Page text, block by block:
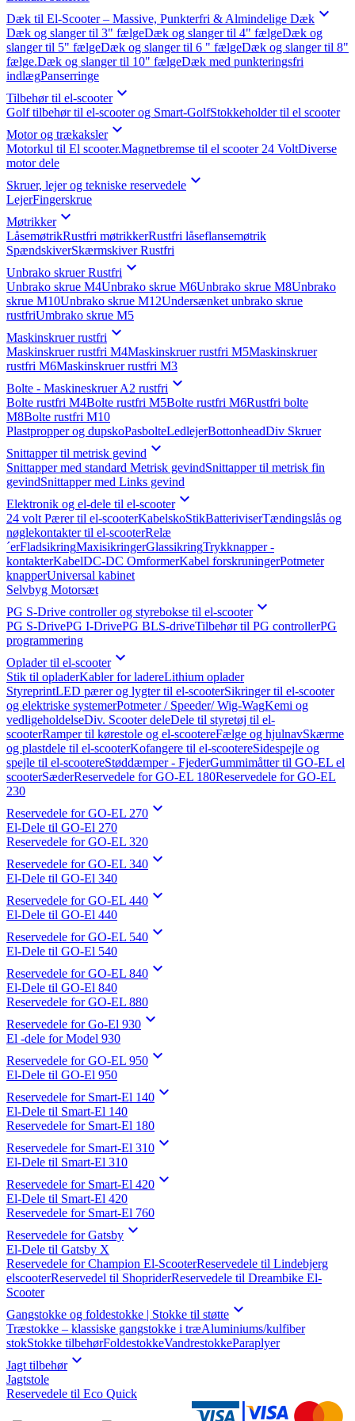
Dæk til El-Scooter – Massive, Punkterfri & Almindelige Dæk 
Dæk og slanger til 3" fælgeDæk og slanger til 4" fælgeDæk og
slanger til 5" fælgeDæk og slanger til 6 " fælgeDæk og slanger til 8"
fælge.Dæk og slanger til 10" fælgeDæk med punkteringsfri
indlægPanserringe
Tilbehør til el-scooter
Golf tilbehør til el-scooter og Smart-GolfStokkeholder til el scooter
Motor og trækaksler
Motorkul til El scooter.Magnetbremse til el scooter 24 VoltDiverse
motor dele
Skruer, lejer og tekniske reservedele 
LejerFingerskrue
Møtrikker
LåsemøtrikRustfri møtrikkerRustfri låseflansemøtrik
SpændskiverSkærmskiver Rustfri
Unbrako skruer Rustfri 
Unbrako skrue M4Unbrako skrue M6Unbrako skrue M8Unbrako
skrue M10Unbrako skrue M12Undersænket unbrako skrue
rustfriUmbrako skrue M5
Maskinskruer rustfri 
Maskinskruer rustfri M4Maskinskruer rustfri M5Maskinskruer
rustfri M6Maskinskruer rustfri M3
Bolte - Maskineskruer A2 rustfri 
Bolte rustfri M4Bolte rustfri M5Bolte rustfri M6Rustfri bolte
M8Bolte rustfri M10
Plastpropper og dupskoPasbolteLedlejerBottonheadDiv Skruer
Snittapper til metrisk gevind 
Snittapper med standard Metrisk gevindSnittapper til metrisk fin
gevindSnittapper med Links gevind
Elektronik og el-dele til el-scooter
24 volt Pærer til el-scooterKabelskoStikBatteriviserTændingslås og
nøglekontakter til el-scooterRelæ
´erFladsikringMaxisikringerGlassikringTrykknapper -
kontakterKabelDC-DC OmformerKabel forskruningerPotmeter
knapperUniversal kabinet
Selvbyg Motorsæt
PG S-Drive controller og styrebokse til el-scooter
PG S-DrivePG I-DrivePG BLS-driveTilbehør til PG controllerPG
programmering
Oplader til el-scooter
Stik til opladerKabler for ladereLithium oplader
StyreprintLED pærer og lygter til el-scooterSikringer til el-scooter
og elektriske systemerPotmeter / Speeder/ Wig-WagKemi og
vedligeholdelseDiv. Scooter deleDele til styretøj til el-
scooterRamper til kørestole og el-scootereFælge og hjulnavSkærme
og plastdele til el-scooterKofangere til el-scootereSidespejle og
spejle til el-scootereStøddæmper - FjederGummimåtter til GO-EL el
scooterSæderReservedele for GO-EL 180Reservedele for GO-EL
230
Reservedele for GO-EL 270 
El-Dele til GO-El 270
Reservedele for GO-EL 320
Reservedele for GO-EL 340 
El-Dele til GO-El 340
Reservedele for GO-EL 440 
El-Dele til GO-El 440
Reservedele for GO-EL 540 
El-Dele til GO-El 540
Reservedele for GO-EL 840 
El-Dele til GO-El 840
Reservedele for GO-EL 880
Reservedele for Go-El 930 
El -dele for Model 930
Reservedele for GO-EL 950 
El-Dele til GO-El 950
Reservedele for Smart-El 140 
El-Dele til Smart-El 140
Reservedele for Smart-El 180
Reservedele for Smart-El 310 
El-Dele til Smart-El 310
Reservedele for Smart-El 420 
El-Dele til Smart-El 420
Reservedele for Smart-El 760
Reservedele for Gatsby 
El-Dele til Gatsby X
Reservedele for Champion El-ScooterReservedele til Lindebjerg
elscooterReservedel til ShopriderReservedele til Dreambike El-
Scooter
Gangstokke og foldestokke | Stokke til støtte 
Træstokke – klassiske gangstokke i træAluminiums/kulfiber
stokStokke tilbehørFoldestokkeVandrestokkeParaplyer
Jagt tilbehør
Jagtstole
Reservedele til Eco Quick